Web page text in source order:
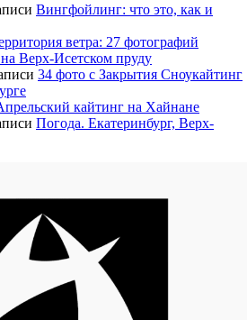
Вингфойлинг: что это, как и
ветра: 27 фотографий
Верх-Исетском пруду
34 фото с Закрытия Сноукайтинг
кайтинг на Хайнане
Погода. Екатеринбург, Верх-